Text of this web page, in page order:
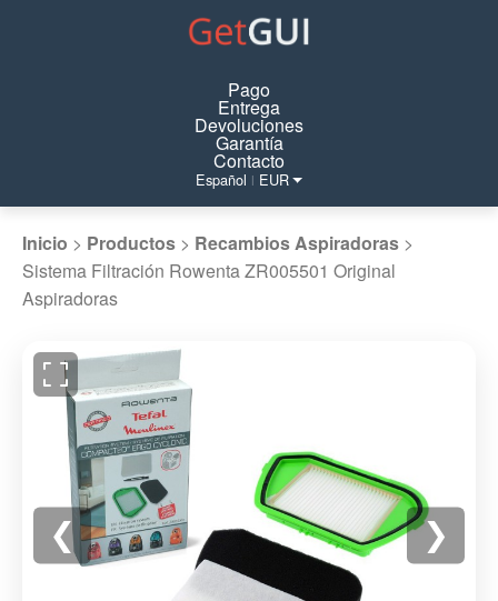
Pago
Entrega
Devoluciones
Garantía
Contacto
Español | EUR
Inicio > Productos > Recambios Aspiradoras >
Sistema Filtración Rowenta ZR005501 Original
Aspiradoras
❮ ❯